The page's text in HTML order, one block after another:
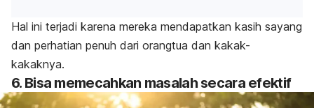
Hal ini terjadi karena mereka mendapatkan kasih sayang
dan perhatian penuh dari orangtua dan kakak-
kakaknya.
6. Bisa memecahkan masalah secara efektif